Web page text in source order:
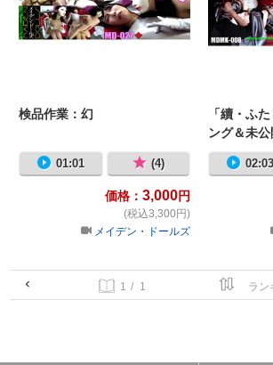
検品作業：幻
01:01 (4)
価格： 3,000円
(税込3,300円)
メイデン・ドールズ
「續・ふ
ング＆未
/ 1